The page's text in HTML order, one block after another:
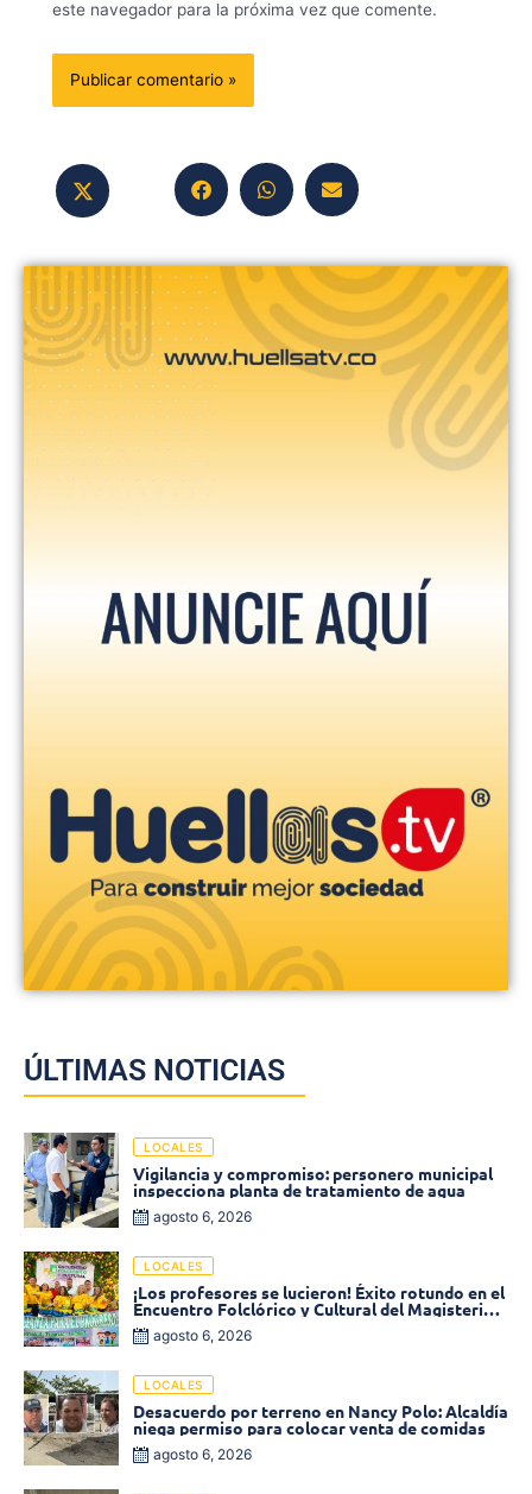
este navegador para la próxima vez que comente.
ÚLTIMAS NOTICIAS
LOCALES
Vigilancia y compromiso: personero municipal
inspecciona planta de tratamiento de agua
agosto 6, 2026
LOCALES
¡Los profesores se lucieron! Éxito rotundo en el
Encuentro Folclórico y Cultural del Magisterio
2026 en Ciénaga
agosto 6, 2026
LOCALES
Desacuerdo por terreno en Nancy Polo: Alcaldía
niega permiso para colocar venta de comidas
agosto 6, 2026